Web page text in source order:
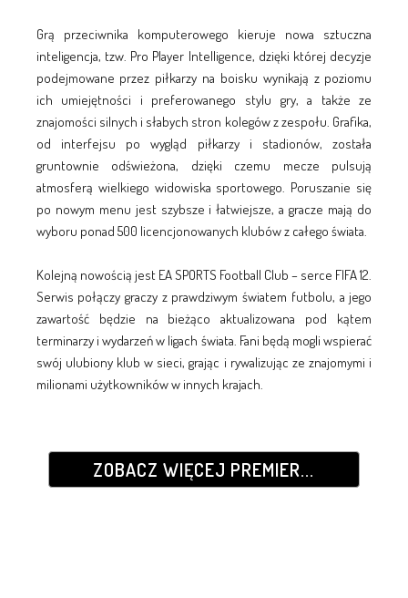
Grą przeciwnika komputerowego kieruje nowa sztuczna
inteligencja, tzw. Pro Player Intelligence, dzięki której decyzje
podejmowane przez piłkarzy na boisku wynikają z poziomu
ich umiejętności i preferowanego stylu gry, a także ze
znajomości silnych i słabych stron kolegów z zespołu. Grafika,
od interfejsu po wygląd piłkarzy i stadionów, została
gruntownie odświeżona, dzięki czemu mecze pulsują
atmosferą wielkiego widowiska sportowego. Poruszanie się
po nowym menu jest szybsze i łatwiejsze, a gracze mają do
wyboru ponad 500 licencjonowanych klubów z całego świata.
Kolejną nowością jest EA SPORTS Football Club – serce FIFA 12.
Serwis połączy graczy z prawdziwym światem futbolu, a jego
zawartość będzie na bieżąco aktualizowana pod kątem
terminarzy i wydarzeń w ligach świata. Fani będą mogli wspierać
swój ulubiony klub w sieci, grając i rywalizując ze znajomymi i
milionami użytkowników w innych krajach.
ZOBACZ WIĘCEJ PREMIER...